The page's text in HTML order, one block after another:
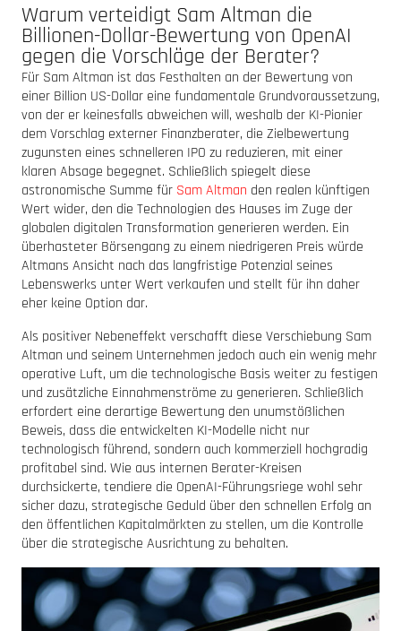
Warum verteidigt Sam Altman die
Billionen-Dollar-Bewertung von OpenAI
gegen die Vorschläge der Berater?
Für Sam Altman ist das Festhalten an der Bewertung von
einer Billion US-Dollar eine fundamentale Grundvoraussetzung,
von der er keinesfalls abweichen will, weshalb der KI-Pionier
dem Vorschlag externer Finanzberater, die Zielbewertung
zugunsten eines schnelleren IPO zu reduzieren, mit einer
klaren Absage begegnet. Schließlich spiegelt diese
astronomische Summe für Sam Altman den realen künftigen
Wert wider, den die Technologien des Hauses im Zuge der
globalen digitalen Transformation generieren werden. Ein
überhasteter Börsengang zu einem niedrigeren Preis würde
Altmans Ansicht nach das langfristige Potenzial seines
Lebenswerks unter Wert verkaufen und stellt für ihn daher
eher keine Option dar.
Als positiver Nebeneffekt verschafft diese Verschiebung Sam
Altman und seinem Unternehmen jedoch auch ein wenig mehr
operative Luft, um die technologische Basis weiter zu festigen
und zusätzliche Einnahmenströme zu generieren. Schließlich
erfordert eine derartige Bewertung den unumstößlichen
Beweis, dass die entwickelten KI-Modelle nicht nur
technologisch führend, sondern auch kommerziell hochgradig
profitabel sind. Wie aus internen Berater-Kreisen
durchsickerte, tendiere die OpenAI-Führungsriege wohl sehr
sicher dazu, strategische Geduld über den schnellen Erfolg an
den öffentlichen Kapitalmärkten zu stellen, um die Kontrolle
über die strategische Ausrichtung zu behalten.